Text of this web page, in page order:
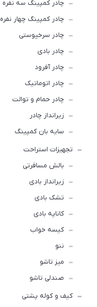
چادر كمپينگ سه نفره
چادر کمپینگ چهار نفره
چادر سرخپوستی
چادر بادی
چادر آفرود
چادر اتوماتیک
چادر حمام و توالت
زیرانداز چادر
سایه بان کمپینگ
تجهیزات استراحت
بالش مسافرتی
زیرانداز بادی
تشک بادی
کاناپه بادی
کیسه خواب
ننو
میز تاشو
صندلی تاشو
کیف و کوله پشتی